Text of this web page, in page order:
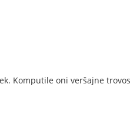
Komputile oni verŝajne trovos